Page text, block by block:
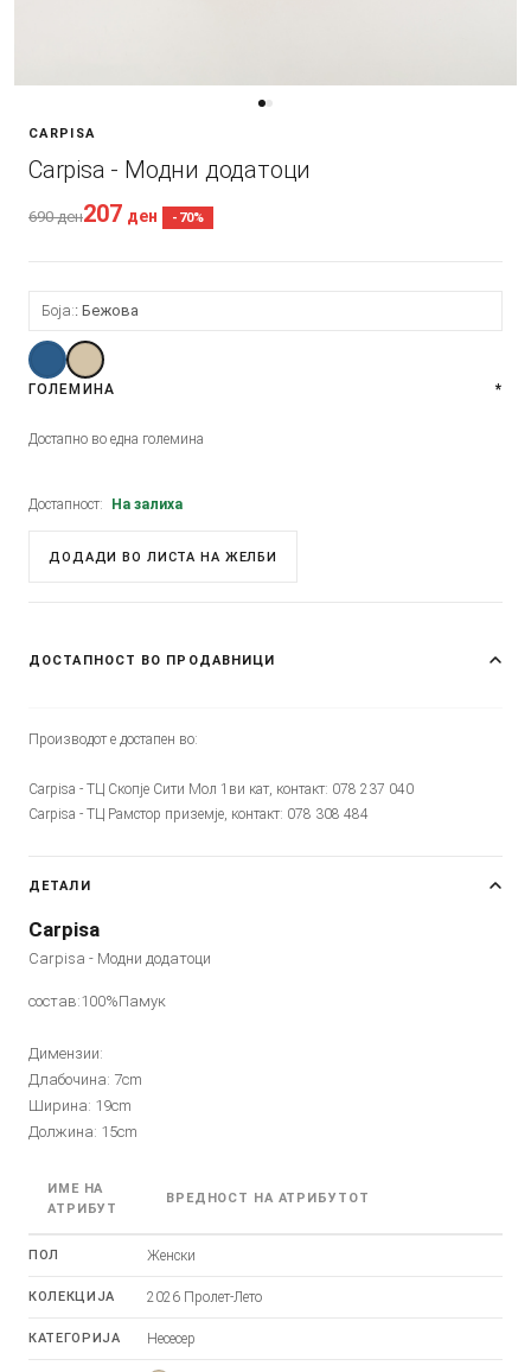
CARPISA
Carpisa - Модни додатоци
690ден207 ден -70%
Боја: Бежова
ГОЛЕМИНА *
Достапно во една големина
Достапност: На залиха
ДОДАДИ ВО ЛИСТА НА ЖЕЛБИ
ДОСТАПНОСТ ВО ПРОДАВНИЦИ
Производот е достапен во:
Carpisa - ТЦ Скопје Сити Мол 1ви кат, контакт: 078 237 040
Carpisa - ТЦ Рамстор приземје, контакт: 078 308 484
ДЕТАЛИ
Carpisa
Carpisa - Модни додатоци
состав:100%Памук
Димензии:
Длабочина: 7cm
Ширина: 19cm
Должина: 15cm
ИМЕ НА
АТРИБУТ
ВРЕДНОСТ НА АТРИБУТОТ
ПОЛ Женски
КОЛЕКЦИЈА 2026 Пролет-Лето
КАТЕГОРИЈА Несесер